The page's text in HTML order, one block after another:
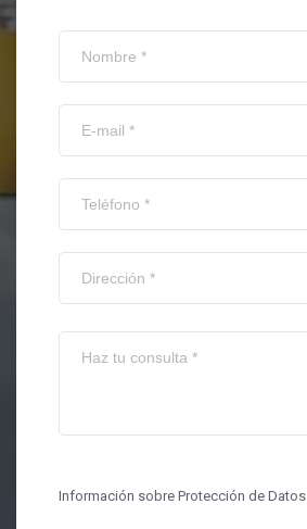
Información sobre Protección de Datos